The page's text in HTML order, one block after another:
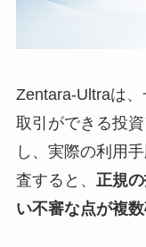
Zentara-Ultraは
取引ができる投
し、実際の利用
査すると、 正規
い不審な点が複